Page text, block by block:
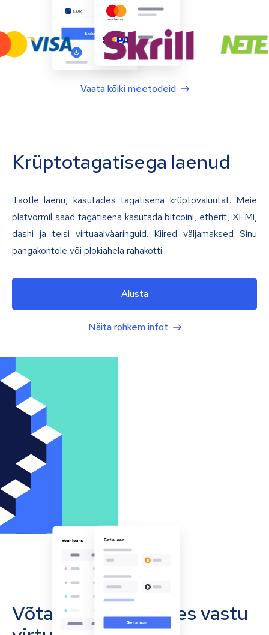
Vaata kõiki meetodeid
Krüptotagatisega laenud
Taotle laenu, kasutades tagatisena krüptovaluutat. Meie
platvormil saad tagatisena kasutada bitcoini, etherit, XEMi,
dashi ja teisi virtuaalvääringuid. Kiired väljamaksed Sinu
pangakontole või plokiahela rahakotti.
Alusta
Näita rohkem infot
Võta oma ettevõttes vastu